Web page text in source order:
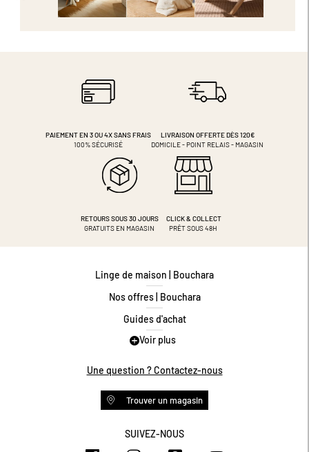
PAIEMENT EN 3 OU 4XSANS FRAIS
100% SÉCURISÉ
LIVRAISON OFFERTE DÈS 120€
DOMICILE - POINT RELAIS - MAGASIN
RETOURS SOUS 30 JOURS
GRATUITS EN MAGASIN
CLICK & COLLECT
PRÊT SOUS 48H
Linge de maison | Bouchara
Nos offres | Bouchara
Guides d'achat
Guide des tailles
Programme de fidélité
Conditions des offres
Voir plus
Une question ? Contactez-nous
Trouver un magasin
SUIVEZ-NOUS
https://www.facebook.com/
https://https://